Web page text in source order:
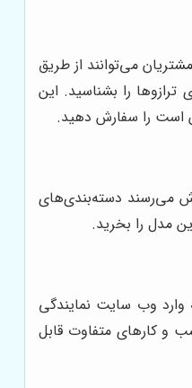
می‌توانند از طریق
را بشناسید. این
است را سفارش دهید.
می‌رسند دسته‌بندی‌های
مدل را بخرید.
وارد وب سایت نمایندگی
و کارهای متفاوت قابل